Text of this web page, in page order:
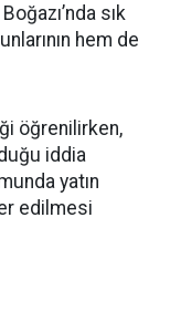
sık
hem de
öğrenilirken,
iddia
yatın
edilmesi